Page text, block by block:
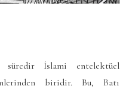
süredir İslami entelektüel
biridir. Bu, Batı